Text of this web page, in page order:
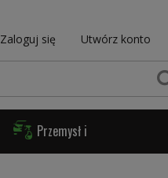
Zaloguj się Utwórz konto
Przemysł i